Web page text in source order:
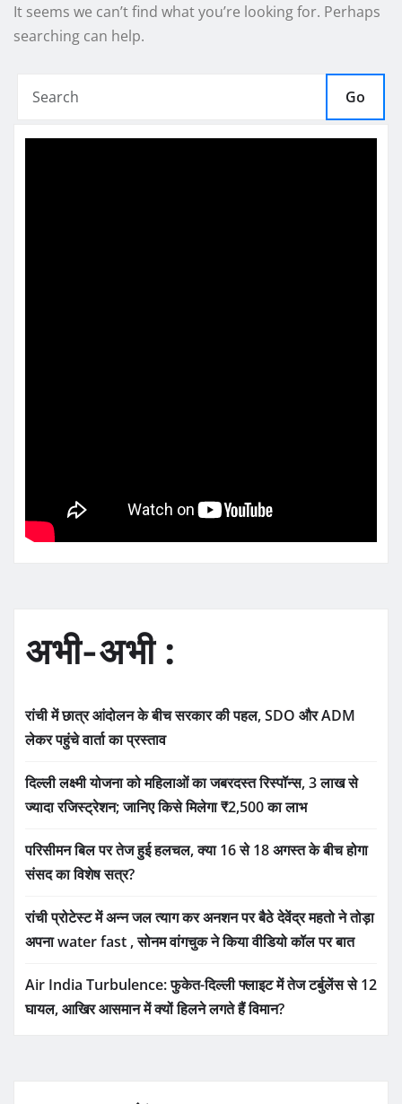
It seems we can’t find what you’re looking for. Perhaps
searching can help.
Go
अभी-अभी :
रांची में छात्र आंदोलन के बीच सरकार की पहल, SDO और ADM
लेकर पहुंचे वार्ता का प्रस्ताव
दिल्ली लक्ष्मी योजना को महिलाओं का जबरदस्त रिस्पॉन्स, 3 लाख से
ज्यादा रजिस्ट्रेशन; जानिए किसे मिलेगा ₹2,500 का लाभ
परिसीमन बिल पर तेज हुई हलचल, क्या 16 से 18 अगस्त के बीच होगा
संसद का विशेष सत्र?
रांची प्रोटेस्ट में अन्न जल त्याग कर अनशन पर बैठे देवेंद्र महतो ने तोड़ा
अपना water fast , सोनम वांगचुक ने किया वीडियो कॉल पर बात
Air India Turbulence: फुकेत-दिल्ली फ्लाइट में तेज टर्बुलेंस से 12
घायल, आखिर आसमान में क्यों हिलने लगते हैं विमान?